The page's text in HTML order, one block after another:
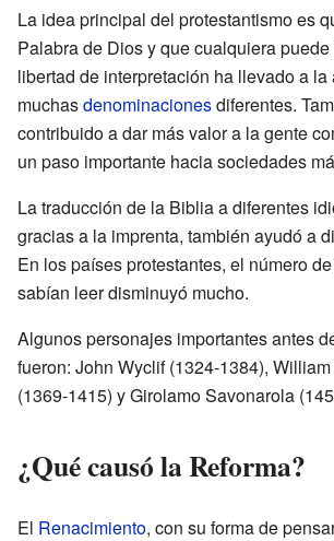
La idea principal del protestantismo es
Palabra de Dios y que cualquiera
libertad de interpretación ha llevado a
muchasdenominacionesdiferentes.
contribuido a dar más valor a la gente
un paso importante hacia sociedades
La traducción de la Biblia a diferentes
gracias a la imprenta, también ayudó a
En los países protestantes, el número
sabían leer disminuyó mucho.
Algunos personajes importantes antes
fueron: John Wyclif (1324-1384),
(1369-1415) y Girolamo Savonarola
¿Qué causó la Reforma?
El Renacimiento, con su forma de